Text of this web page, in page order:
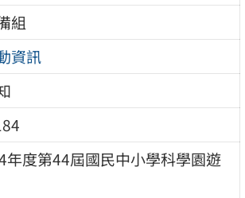
組
資訊
年度第44屆國民中小學科學園遊